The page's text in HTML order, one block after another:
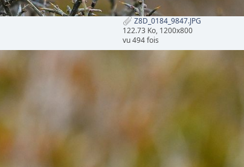
Z8D_0184_9847.JPG
122.73 Ko, 1200x800
vu 494 fois